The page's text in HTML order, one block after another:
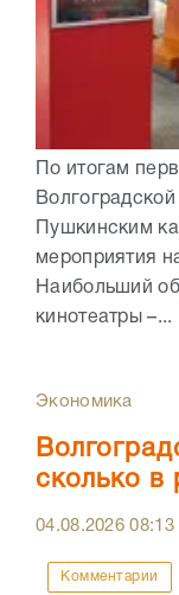
По итогам
Пушкинским
мероприятия
Наибольший
кинотеатры –...
Экономика
сколько в
04.08.202608:13
Комментарии